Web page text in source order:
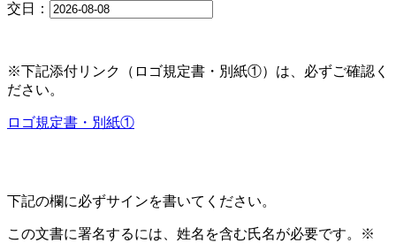
交日：
※下記添付リンク（ロゴ規定書・別紙①）は、必ずご確認く
ださい。
ロゴ規定書・別紙①
下記の欄に必ずサインを書いてください。
この文書に署名するには、姓名を含む氏名が必要です。※